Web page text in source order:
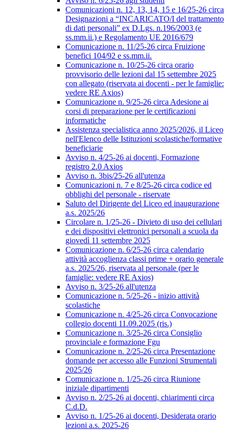
Comunicazioni n. 12, 13, 14, 15 e 16/25-26 circa
Designazioni a “INCARICATO/I del trattamento
di dati personali” ex D.Lgs. n.196/2003 (e
ss.mm.ii.) e Regolamento UE 2016/679
Comunicazione n. 11/25-26 circa Fruizione
benefici 104/92 e ss.mm.ii.
Comunicazione n. 10/25-26 circa orario
provvisorio delle lezioni dal 15 settembre 2025
con allegato (riservata ai docenti - per le famiglie:
vedere RE Axios)
Comunicazione n. 9/25-26 circa Adesione ai
corsi di preparazione per le certificazioni
informatiche
Assistenza specialistica anno 2025/2026, il Liceo
nell'Elenco delle Istituzioni scolastiche/formative
beneficiarie
Avviso n. 4/25-26 ai docenti, Formazione
registro 2.0 Axios
Avviso n. 3bis/25-26 all'utenza
Comunicazioni n. 7 e 8/25-26 circa codice ed
obblighi del personale - riservate
Saluto del Dirigente del Liceo ed inaugurazione
a.s. 2025/26
Circolare n. 1/25-26 - Divieto di uso dei cellulari
e dei dispositivi elettronici personali a scuola da
giovedì 11 settembre 2025
Comunicazione n. 6/25-26 circa calendario
attività accoglienza classi prime + orario generale
a.s. 2025/26, riservata al personale (per le
famiglie: vedere RE Axios)
Avviso n. 3/25-26 all'utenza
Comunicazione n. 5/25-26 - inizio attività
scolastiche
Comunicazione n. 4/25-26 circa Convocazione
collegio docenti 11.09.2025 (ris.)
Comunicazione n. 3/25-26 circa Consiglio
provinciale e formazione Fgu
Comunicazione n. 2/25-26 circa Presentazione
domande per accesso alle Funzioni Strumentali
2025/26
Comunicazione n. 1/25-26 circa Riunione
iniziale dipartimenti
Avviso n. 2/25-26 ai docenti, chiarimenti circa
C.d.D.
Avviso n. 1/25-26 ai docenti, Desiderata orario
lezioni a.s. 2025-26